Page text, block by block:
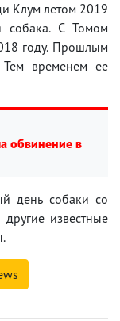
Клум летом 2019
собака. С Томом
году. Прошлым
Тем временем ее
обвинение в
день собаки со
известные